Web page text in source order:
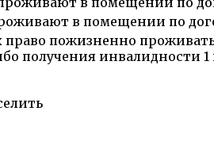
в помещении по
пожизненно
получения инвалидности 1